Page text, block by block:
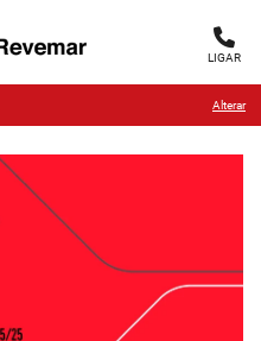
LIGAR
Alterar